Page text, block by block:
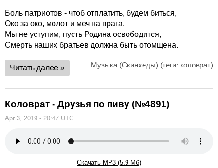
Боль патриотов - чтоб отплатить, будем биться,
Око за око, молот и меч на врага.
Мы не уступим, пусть Родина освободится,
Смерть наших братьев должна быть отомщена.
Читать далее » Музыка (Скинхеды) (теги: коловрат)
Коловрат - Друзья по пиву (№4891)
Apr 3, 2019 - 20:47 UTC
Скачать MP3 (5.9 Мб)